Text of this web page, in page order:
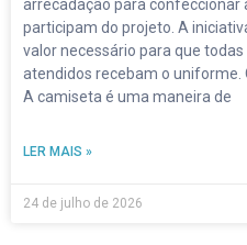
arrecadação para confeccionar
participam do projeto. A
valor necessário para que
atendidos recebam o uniforme.
A camiseta é uma maneira de
LER MAIS »
24 de julho de 2026